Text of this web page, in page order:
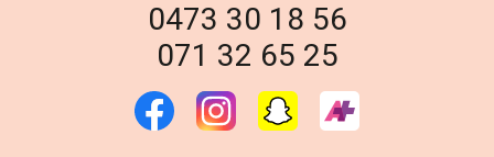
0473 30 18 56
071 32 65 25